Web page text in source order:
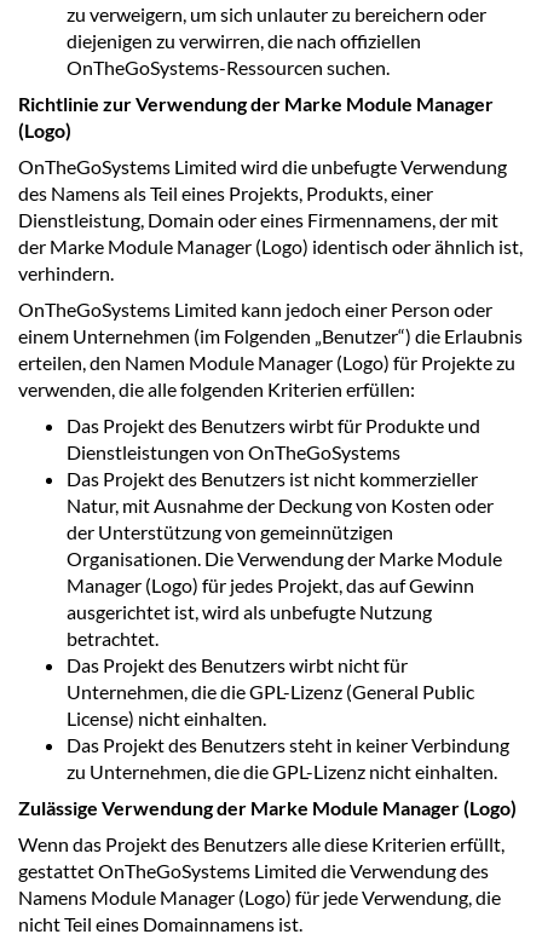
zu verweigern, um sich unlauter zu bereichern oder
diejenigen zu verwirren, die nach offiziellen
OnTheGoSystems-Ressourcen suchen.
Richtlinie zur Verwendung der Marke Module Manager
(Logo)
OnTheGoSystems Limited wird die unbefugte Verwendung
des Namens als Teil eines Projekts, Produkts, einer
Dienstleistung, Domain oder eines Firmennamens, der mit
der Marke Module Manager (Logo) identisch oder ähnlich ist,
verhindern.
OnTheGoSystems Limited kann jedoch einer Person oder
einem Unternehmen (im Folgenden „Benutzer“) die Erlaubnis
erteilen, den Namen Module Manager (Logo) für Projekte zu
verwenden, die alle folgenden Kriterien erfüllen:
Das Projekt des Benutzers wirbt für Produkte und
Dienstleistungen von OnTheGoSystems
Das Projekt des Benutzers ist nicht kommerzieller
Natur, mit Ausnahme der Deckung von Kosten oder
der Unterstützung von gemeinnützigen
Organisationen. Die Verwendung der Marke Module
Manager (Logo) für jedes Projekt, das auf Gewinn
ausgerichtet ist, wird als unbefugte Nutzung
betrachtet.
Das Projekt des Benutzers wirbt nicht für
Unternehmen, die die GPL-Lizenz (General Public
License) nicht einhalten.
Das Projekt des Benutzers steht in keiner Verbindung
zu Unternehmen, die die GPL-Lizenz nicht einhalten.
Zulässige Verwendung der Marke Module Manager (Logo)
Wenn das Projekt des Benutzers alle diese Kriterien erfüllt,
gestattet OnTheGoSystems Limited die Verwendung des
Namens Module Manager (Logo) für jede Verwendung, die
nicht Teil eines Domainnamens ist.